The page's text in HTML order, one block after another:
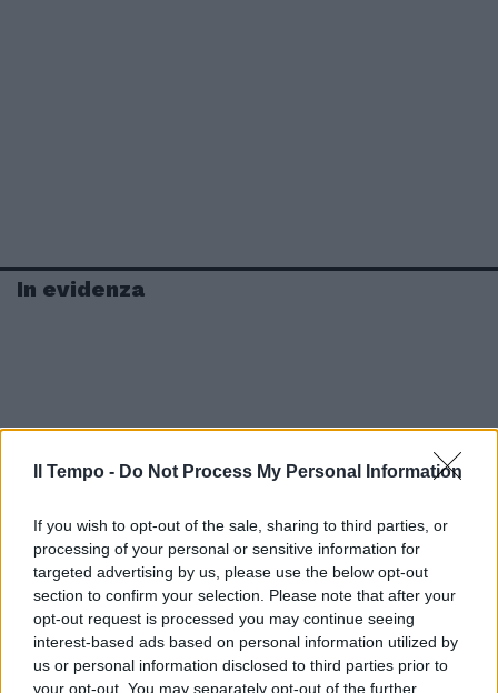
Il Tempo - Do Not Process My Personal Information
If you wish to opt-out of the sale, sharing to third parties, or
processing of your personal or sensitive information for
targeted advertising by us, please use the below opt-out
section to confirm your selection. Please note that after your
opt-out request is processed you may continue seeing
interest-based ads based on personal information utilized by
us or personal information disclosed to third parties prior to
your opt-out. You may separately opt-out of the further
In evidenza